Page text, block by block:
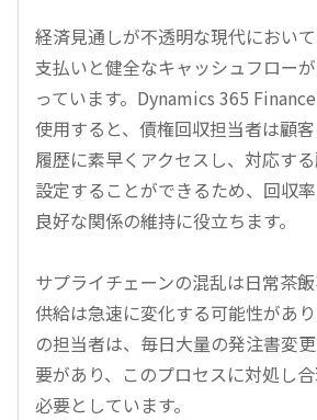
経済見通しが不透明な現代におい
支払いと健全なキャッシュフロー
っています。Dynamics 365
使用すると、債権回収担当者は顧
履歴に素早くアクセスし、対応す
設定することができるため、回収
良好な関係の維持に役立ちます。
サプライチェーンの混乱は日常茶
供給は急速に変化する可能性があ
の担当者は、毎日大量の発注書変
要があり、このプロセスに対処し
必要としています。